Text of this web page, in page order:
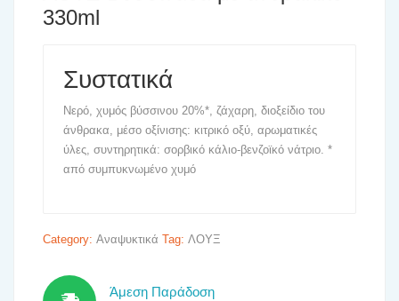
330ml
Συστατικά
Νερό, χυμός βύσσινου 20%*, ζάχαρη, διοξείδιο του
άνθρακα, μέσο οξίνισης: κιτρικό οξύ, αρωματικές
ύλες, συντηρητικά: σορβικό κάλιο-βενζοϊκό νάτριο. *
από συμπυκνωμένο χυμό
Category: Αναψυκτικά Tag: ΛΟΥΞ
Άμεση Παράδοση